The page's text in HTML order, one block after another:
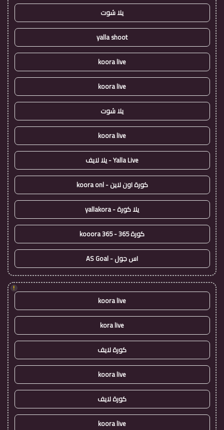
يلا شوت
yalla shoot
koora live
koora live
يلا شوت
koora live
Yalla Live - يلا لايف
كورة اون لاين - koora onl
يلا كورة - yallakora
كورة 365 - kooora 365
اس جول - AS Goal
!
koora live
kora live
كورة لايف
koora live
كورة لايف
koora live